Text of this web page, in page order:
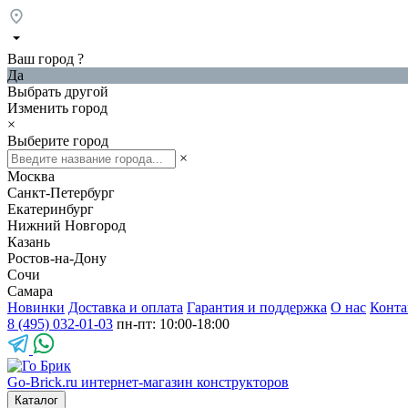
Ваш город ?
Да
Выбрать другой
Изменить город
×
Выберите город
×
Москва
Санкт-Петербург
Екатеринбург
Нижний Новгород
Казань
Ростов-на-Дону
Сочи
Самара
Новинки Доставка и оплата Гарантия и поддержка О нас
8 (495) 032-01-03 пн-пт: 10:00-18:00
Go-Brick.ru интернет-магазин конструкторов
Каталог